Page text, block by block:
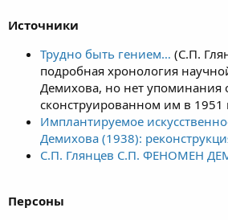
Источники
Трудно быть гением… (С.П.
подробная хронология
Демихова, но нет упоминания
сконструированном им в 1951
Имплантируемое
Демихова (1938):
С.П. Глянцев С.П. ФЕНОМЕН
Персоны